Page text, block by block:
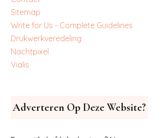
Sitemap
Write for Us - Complete Guidelines
‎Drukwerkveredeling
‎Nachtpixel
‎Vialis
Adverteren Op Deze Website?